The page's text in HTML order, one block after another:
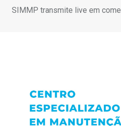
SIMMP transmite live em